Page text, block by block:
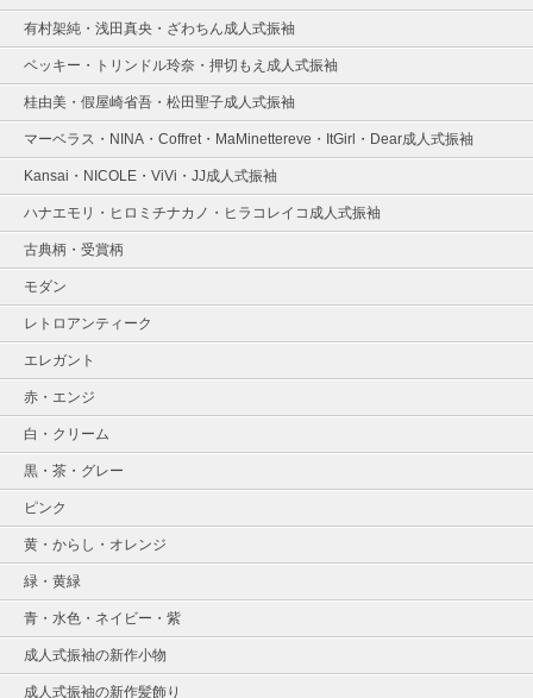
有村架純・浅田真央・ざわちん成人式振袖
ベッキー・トリンドル玲奈・押切もえ成人式振袖
桂由美・假屋崎省吾・松田聖子成人式振袖
マーベラス・NINA・Coffret・MaMinettereve・ItGirl・Dear成人式振袖
Kansai・NICOLE・ViVi・JJ成人式振袖
ハナエモリ・ヒロミチナカノ・ヒラコレイコ成人式振袖
古典柄・受賞柄
モダン
レトロアンティーク
エレガント
赤・エンジ
白・クリーム
黒・茶・グレー
ピンク
黄・からし・オレンジ
緑・黄緑
青・水色・ネイビー・紫
成人式振袖の新作小物
成人式振袖の新作髪飾り